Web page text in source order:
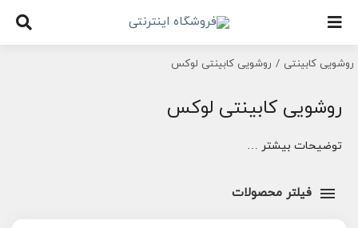
Skip
content
روشویی کابینتی روشویی کابینتی لوکس
روشویی کابینتی لوکس
توضیحات بیشتر …
فیلتر محصولات